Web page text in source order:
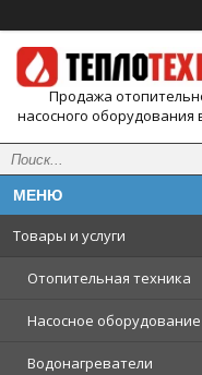
Продажа
насосного оборудования
Товары и услуги
Отопительная техника
Насосное оборудование
Водонагреватели